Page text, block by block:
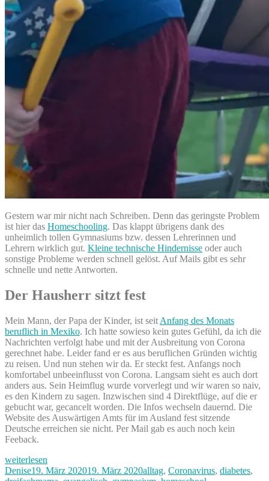
Gestern war mir nicht nach Schreiben. Denn das geringste Problem
ist hier das Homeschooling. Das klappt übrigens dank des
unheimlich tollen Gymnasiums bzw. dessen Lehrerinnen und
Lehrern wirklich gut. Kleine technische Hindernisse oder auch
sonstige Probleme werden schnell gelöst. Auf Mails gibt es sehr
schnelle und nette Antworten.
Der Hausherr sitzt fest
Mein Mann, der Papa der Kinder, ist seit Anfang des Monats
beruflich in Mexiko. Ich hatte sowieso kein gutes Gefühl, da ich die
Nachrichten verfolgt habe und mit der Ausbreitung von Corona
gerechnet habe. Leider fand er es aus beruflichen Gründen wichtig
zu reisen. Und nun stehen wir da. Er steckt fest. Anfangs noch
komfortabel unbeeinflusst von Corona. Langsam sieht es auch dort
anders aus. Sein Heimflug wurde vorverlegt und wir waren so naiv,
es den Kindern zu sagen. Inzwischen sind 4 Direktflüge, auf die er
gebucht war, gecancelt worden. Die Infos wechseln dauernd. Die
Website des Auswärtigen Amts für im Ausland fest sitzende
Deutsche erreichen sie nicht. Per Mail gab es auch noch kein
Feeback.
„So
viel
weiterlesen
Autor
DeniseVeröffentlicht
19. März 202019. März 2020Kategorien
alltag, Coronavirus, diabetes,